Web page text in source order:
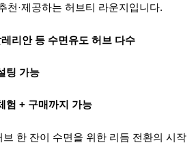
천·제공하는 허브티 라운지입니다.
리안 등 수면유도 허브 다수
팅 가능
험 + 구매까지 가능
한 잔이 수면을 위한 리듬 전환의 시작